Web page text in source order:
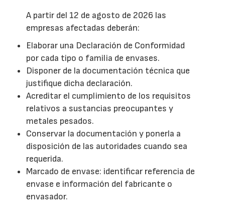
A partir del 12 de agosto de 2026 las
empresas afectadas deberán:
Elaborar una Declaración de Conformidad
por cada tipo o familia de envases.
Disponer de la documentación técnica que
justifique dicha declaración.
Acreditar el cumplimiento de los requisitos
relativos a sustancias preocupantes y
metales pesados.
Conservar la documentación y ponerla a
disposición de las autoridades cuando sea
requerida.
Marcado de envase: identificar referencia de
envase e información del fabricante o
envasador.